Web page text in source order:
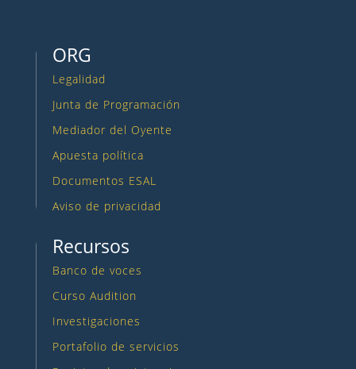
ORG
Legalidad
Junta de Programación
Mediador del Oyente
Apuesta política
Documentos ESAL
Aviso de privacidad
Recursos
Banco de voces
Curso Audition
Investigaciones
Portafolio de servicios